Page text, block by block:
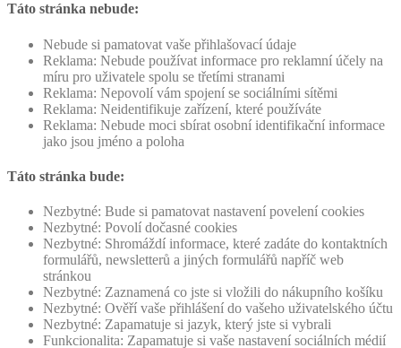
Táto stránka nebude:
Nebude si pamatovat vaše přihlašovací údaje
Reklama: Nebude používat informace pro reklamní účely na
míru pro uživatele spolu se třetími stranami
Reklama: Nepovolí vám spojení se sociálními sítěmi
Reklama: Neidentifikuje zařízení, které používáte
Reklama: Nebude moci sbírat osobní identifikační informace
jako jsou jméno a poloha
Táto stránka bude:
Nezbytné: Bude si pamatovat nastavení povelení cookies
Nezbytné: Povolí dočasné cookies
Nezbytné: Shromáždí informace, které zadáte do kontaktních
formulářů, newsletterů a jiných formulářů napříč web
stránkou
Nezbytné: Zaznamená co jste si vložili do nákupního košíku
Nezbytné: Ověří vaše přihlášení do vašeho uživatelského účtu
Nezbytné: Zapamatuje si jazyk, který jste si vybrali
Funkcionalita: Zapamatuje si vaše nastavení sociálních médií